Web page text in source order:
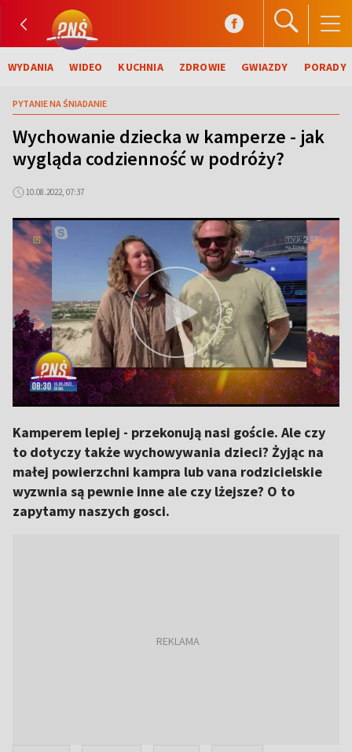
WYDANIA WIDEO KUCHNIA ZDROWIE GWIAZDY PORADY
PYTANIE NA ŚNIADANIE
Wychowanie dziecka w kamperze - jak
wygląda codzienność w podróży?
10.08.2022, 07:37
Kamperem lepiej - przekonują nasi goście. Ale czy
to dotyczy także wychowywania dzieci? Żyjąc na
małej powierzchni kampra lub vana rodzicielskie
wyzwnia są pewnie inne ale czy lżejsze? O to
zapytamy naszych gosci.